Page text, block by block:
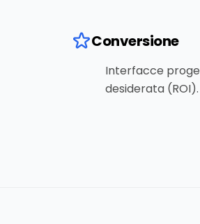
Conversione
Interfacce
desiderata (ROI).